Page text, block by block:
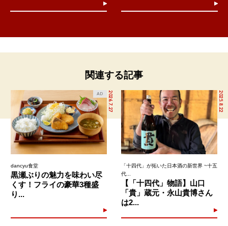
関連する記事
2026.7.27
AD
dancyu食堂
黒瀬ぶりの魅力を味わい尽
くす！フライの豪華3種盛
り...
2025.8.22
「十四代」が拓いた日本酒の新世界 ~十五
代...
【「十四代」物語】山口
「貴」蔵元・永山貴博さん
は2...